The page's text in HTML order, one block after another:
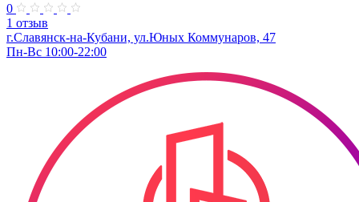
0
1 отзыв
г.Славянск-на-Кубани, ул.Юных Коммунаров, 47
Пн-Вс 10:00-22:00